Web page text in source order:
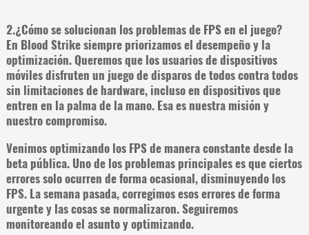
2.¿Cómo se solucionan los problemas de FPS en el juego?
En Blood Strike siempre priorizamos el desempeño y la
optimización. Queremos que los usuarios de dispositivos
móviles disfruten un juego de disparos de todos contra todos
sin limitaciones de hardware, incluso en dispositivos que
entren en la palma de la mano. Esa es nuestra misión y
nuestro compromiso.
Venimos optimizando los FPS de manera constante desde la
beta pública. Uno de los problemas principales es que ciertos
errores solo ocurren de forma ocasional, disminuyendo los
FPS. La semana pasada, corregimos esos errores de forma
urgente y las cosas se normalizaron. Seguiremos
monitoreando el asunto y optimizando.